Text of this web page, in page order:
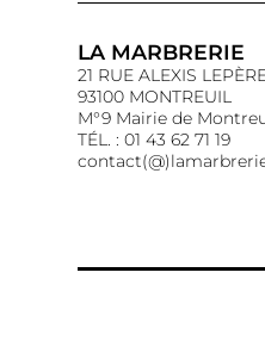
LA MARBRERIE
21 RUE ALEXIS
93100 MONTREUIL
M°9 Mairie de
TÉL. : 01 43 62 71 19